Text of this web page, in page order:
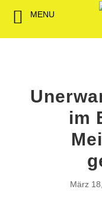
im
März
MENU
Back
Back
Jobbörse
Back
Back
FWD
Förderung